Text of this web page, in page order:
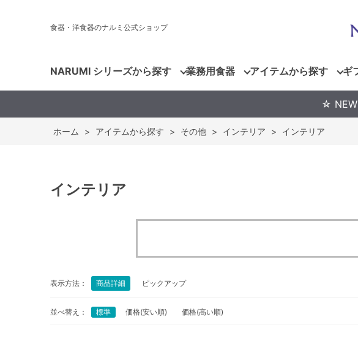
食器・洋食器のナルミ公式ショップ
NARUMI シリーズから探す 業務用食器 アイテムから探す ギ
☆ NEW
ホーム > アイテムから探す > その他 > インテリア > インテリア
インテリア
表示方法： 商品詳細 ピックアップ
並べ替え： 標準 価格(安い順) 価格(高い順)